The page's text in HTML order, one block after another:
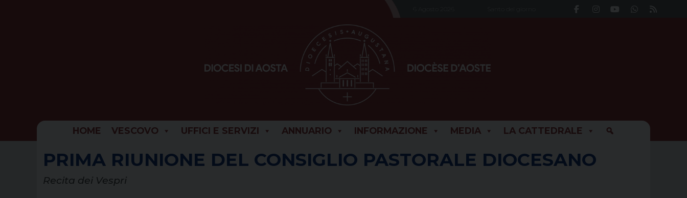
HOME VESCOVO UFFICI E SERVIZI ANNUARIO INFORMAZIONE MEDIA LA CATTEDRALE
PRIMA RIUNIONE DEL CONSIGLIO PASTORALE DIOCESANO
Recita dei Vespri